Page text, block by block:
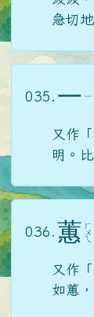
急切
035. 一 ㄧ
又作
明。
036. 蕙 ㄏ
ㄨ
ㄟ
又作
如蕙